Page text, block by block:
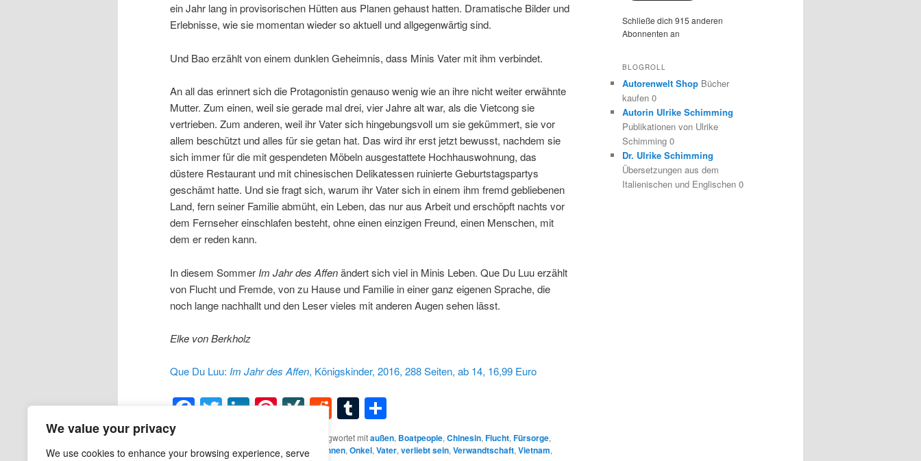
We value your privacy
We use cookies to enhance your browsing experience, serve
ein Jahr lang in provisorischen Hütten aus Planen gehaust hatten. Dramatische Bilder und
Erlebnisse, wie sie momentan wieder so aktuell und allgegenwärtig sind.
Und Bao erzählt von einem dunklen Geheimnis, dass Minis Vater mit ihm verbindet.
An all das erinnert sich die Protagonistin genauso wenig wie an ihre nicht weiter erwähnte
Mutter. Zum einen, weil sie gerade mal drei, vier Jahre alt war, als die Vietcong sie
vertrieben. Zum anderen, weil ihr Vater sich hingebungsvoll um sie gekümmert, sie vor
allem beschützt und alles für sie getan hat. Das wird ihr erst jetzt bewusst, nachdem sie
sich immer für die mit gespendeten Möbeln ausgestattete Hochhauswohnung, das
düstere Restaurant und mit chinesischen Delikatessen ruinierte Geburtstagspartys
geschämt hatte. Und sie fragt sich, warum ihr Vater sich in einem ihm fremd gebliebenen
Land, fern seiner Familie abmüht, ein Leben, das nur aus Arbeit und erschöpft nachts vor
dem Fernseher einschlafen besteht, ohne einen einzigen Freund, einen Menschen, mit
dem er reden kann.
In diesem Sommer Im Jahr des Affenändert sich viel in Minis Leben. Que Du Luu erzählt
von Flucht und Fremde, von zu Hause und Familie in einer ganz eigenen Sprache, die
noch lange nachhallt und den Leser vieles mit anderen Augen sehen lässt.
Elke von Berkholz
Que Du Luu: Im Jahr des Affen, Königskinder, 2016, 288 Seiten, ab 14, 16,99 Euro
Facebook
Twitter
LinkedIn
Pinterest
XINGRedditTumblr
Veröffentlicht unter Verschlagwortet mitaußen, Boatpeople, Chinesin, Flucht, Fürsorge,
Gefühle,Geheimnis,Herkunft ,Identität innen, Onkel, Vater, verliebt sein, Verwandtschaft, Vietnam,
Schließe dich 915 anderen
Abonnenten an
BLOGROLL
Autorenwelt Shop Bücher
kaufen 0
Autorin Ulrike Schimming
Publikationen von Ulrike
Schimming 0
Dr. Ulrike Schimming
Übersetzungen aus dem
Italienischen und Englischen 0